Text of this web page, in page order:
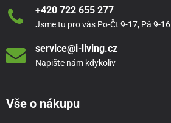
+420 722 655 277
Jsme tu pro vás Po-Čt 9-17, Pá 9-16
service@i-living.cz
Napište nám kdykoliv
Vše o nákupu